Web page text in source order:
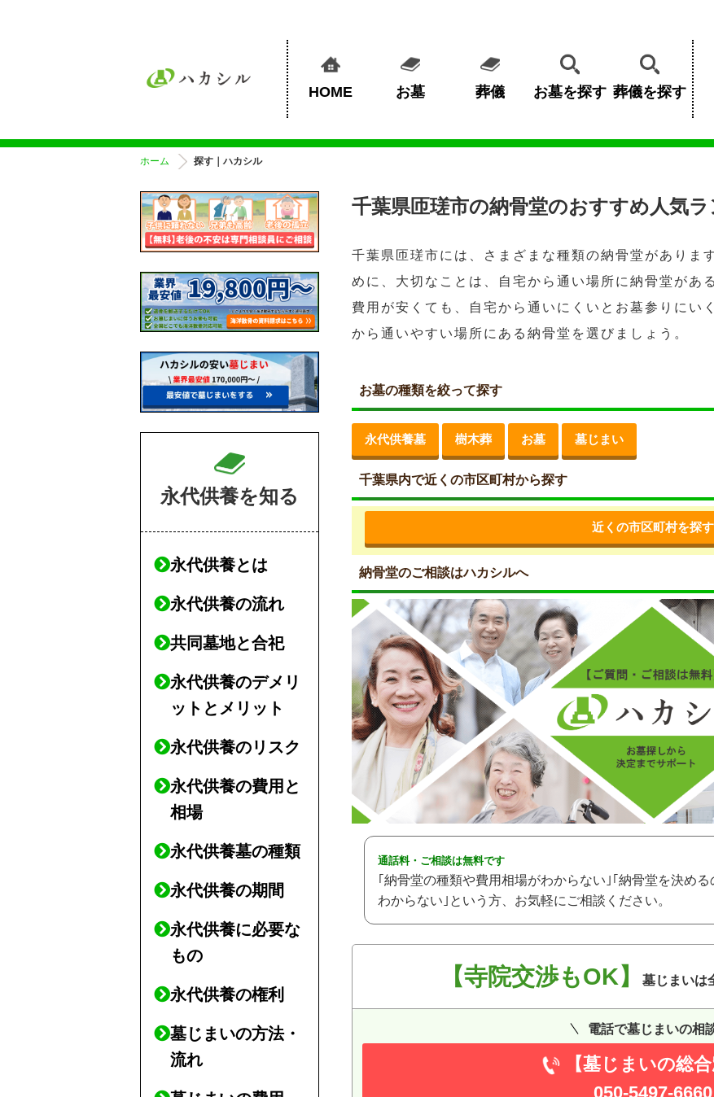
HOME お墓 葬儀 お墓を探す 葬儀を探す
ホーム 探す｜ハカシル
千葉県匝瑳市の納骨堂のおすすめ人気ラ
千葉県匝瑳市には、さまざまな種類の納骨堂がありま
めに、大切なことは、自宅から通い場所に納骨堂があ
費用が安くても、自宅から通いにくいとお墓参りにい
から通いやすい場所にある納骨堂を選びましょう。
お墓の種類を絞って探す
永代供養墓 樹木葬 お墓 墓じまい
千葉県内で近くの市区町村から探す
近くの市区町村を探す
納骨堂のご相談はハカシルへ
通話料・ご相談は無料です
｢納骨堂の種類や費用相場がわからない｣｢納骨堂を決め
わからない｣という方、お気軽にご相談ください。
【寺院交渉もOK】 墓じまいは
電話で墓じまいの相
【墓じまいの総合
050-5497-6660
永代供養を知る
永代供養とは
永代供養の流れ
共同墓地と合祀
永代供養のデメリ
ットとメリット
永代供養のリスク
永代供養の費用と
相場
永代供養墓の種類
永代供養の期間
永代供養に必要な
もの
永代供養の権利
墓じまいの方法・
流れ